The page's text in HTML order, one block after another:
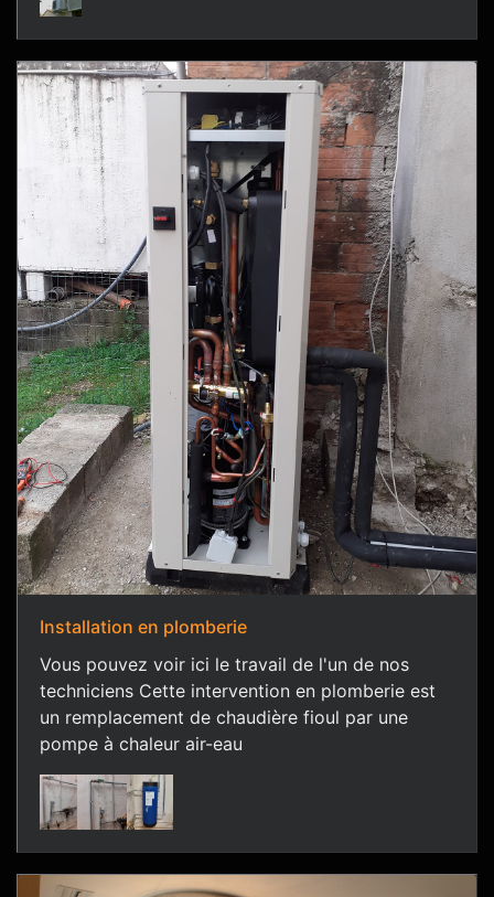
Installation en plomberie
Vous pouvez voir ici le travail de l'un de nos
techniciens Cette intervention en plomberie est
un remplacement de chaudière fioul par une
pompe à chaleur air-eau